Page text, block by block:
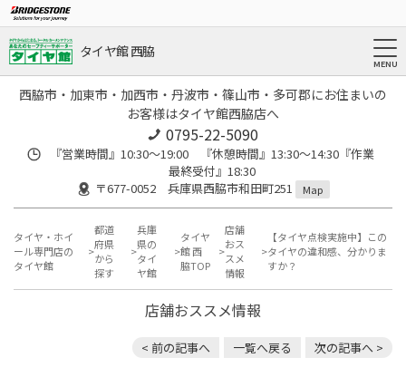
タイヤ館 西脇
西脇市・加東市・加西市・丹波市・篠山市・多可郡にお住まいの
お客様はタイヤ館西脇店へ
0795-22-5090
『営業時間』10:30～19:00 『休憩時間』13:30～14:30『作業
最終受付』18:30
〒677-0052 兵庫県西脇市和田町251
Map
タイヤ・ホイ
ール専門店の
タイヤ館
都道
府県
から
探す
兵庫
県の
タイ
ヤ館
タイヤ
館 西
脇TOP
店舗
おス
スメ
情報
【タイヤ点検実施中】この
タイヤの違和感、分かりま
すか？
店舗おススメ情報
< 前の記事へ 一覧へ戻る 次の記事へ >